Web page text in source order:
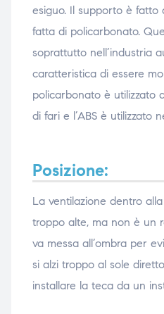
esiguo. Il supporto è fatto
fatta di policarbonato.
soprattutto nell’industria
caratteristica di essere
policarbonato è utilizzato
di fari e l’ABS è utilizzato
Posizione:
La ventilazione dentro
troppo alte, ma non è un
va messa all’ombra per
si alzi troppo al sole
installare la teca da un